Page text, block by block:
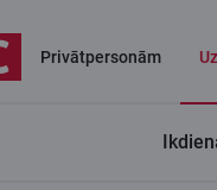
Privātpersonām